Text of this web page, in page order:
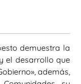
demuestra la
el desarrollo que
además,